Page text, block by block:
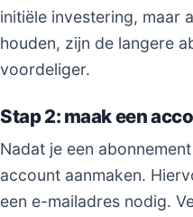
initiële investering, maar
houden, zijn de langere
voordeliger.
Stap 2: maak een
Nadat je een
account aanmaken.
een e-mailadres nodig.